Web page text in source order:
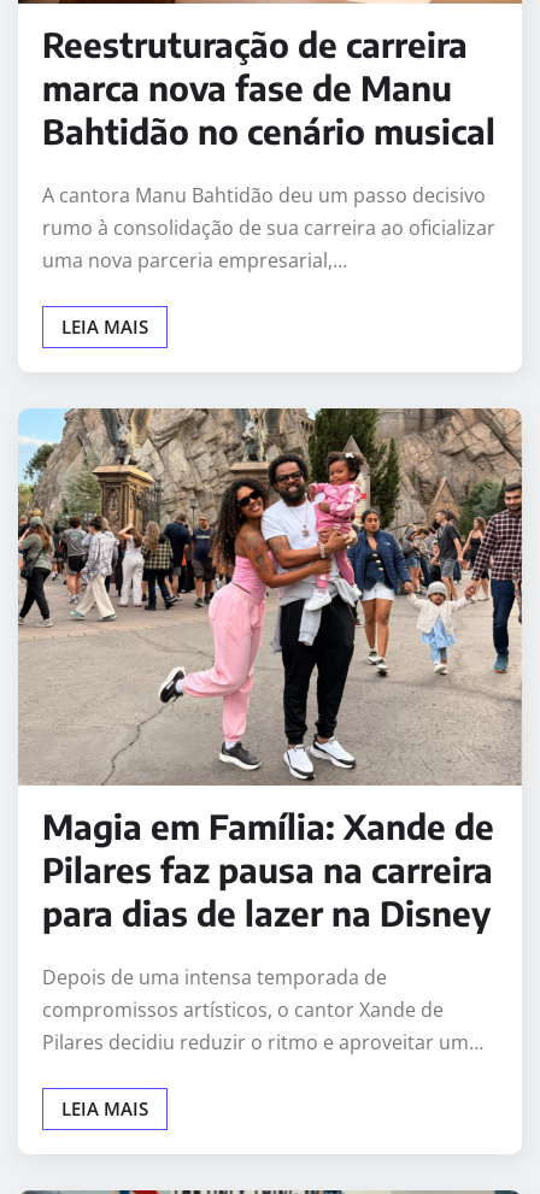
Reestruturação de carreira
marca nova fase de Manu
Bahtidão no cenário musical
A cantora Manu Bahtidão deu um passo decisivo
rumo à consolidação de sua carreira ao oficializar
uma nova parceria empresarial,…
LEIA MAIS
Magia em Família: Xande de
Pilares faz pausa na carreira
para dias de lazer na Disney
Depois de uma intensa temporada de
compromissos artísticos, o cantor Xande de
Pilares decidiu reduzir o ritmo e aproveitar um…
LEIA MAIS